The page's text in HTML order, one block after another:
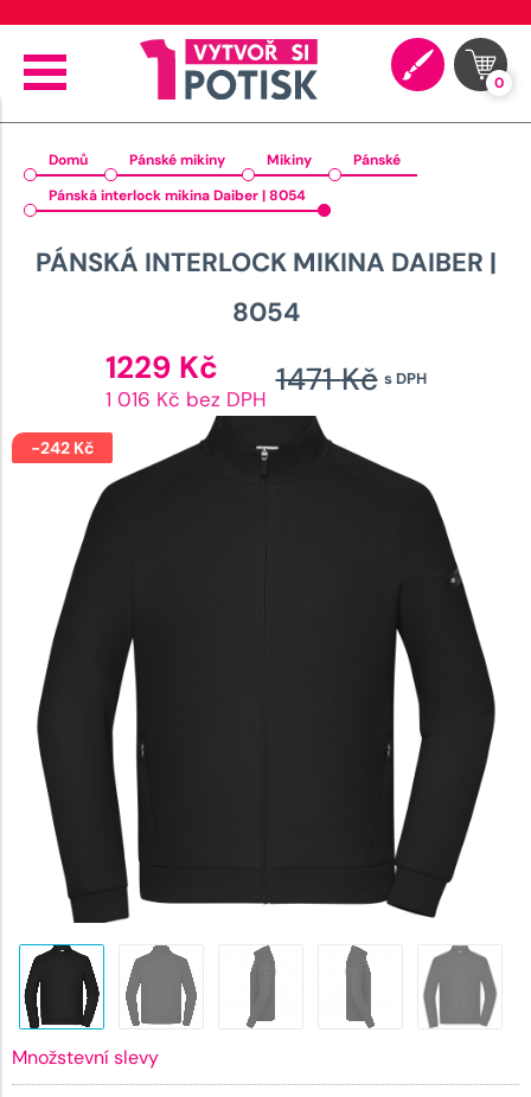
0
Domů Pánské mikiny Mikiny
Pánské
Pánská interlock mikina Daiber | 8054
PÁNSKÁ INTERLOCK MIKINA DAIBER |
8054
s DPH
1471Kč
byla:
1471
1229 Kč cena
je:
1229 Kč.
1 016 Kč bez DPH
-242Kč
Množstevní slevy